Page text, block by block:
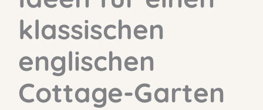
klassischen
englischen
Cottage-Garten